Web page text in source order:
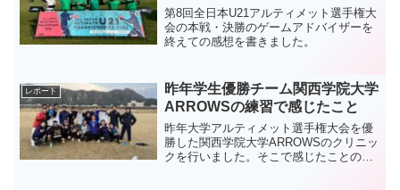
第8回全日本U21アルティメット選手権大
会の本戦・決勝のゲームアドバイザーを
終えての感想を書きました。
レポート
昨年学生優勝チーム関西学院大学
ARROWSの練習で感じたこと
昨年大学アルティメット選手権大会を優
勝した関西学院大学ARROWSのクリニッ
クを行いました。そこで感じたことのレ